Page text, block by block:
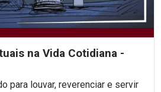
na Vida Cotidiana -
para louvar, reverenciar e servir